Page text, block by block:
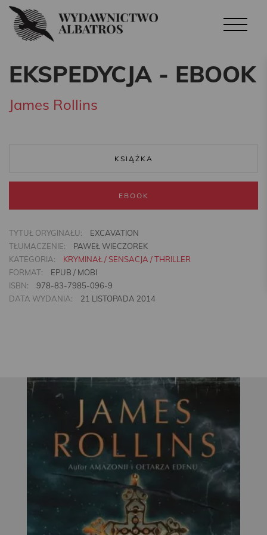
EKSPEDYCJA - EBOOK
James Rollins
KSIĄŻKA
EBOOK
TYTUŁ ORYGINAŁU:
EXCAVATION
TŁUMACZENIE:
PAWEŁ WIECZOREK
KATEGORIA:
KRYMINAŁ / SENSACJA / THRILLER
FORMAT:
EPUB / MOBI
ISBN:
978-83-7985-096-9
DATA WYDANIA:
21 LISTOPADA 2014